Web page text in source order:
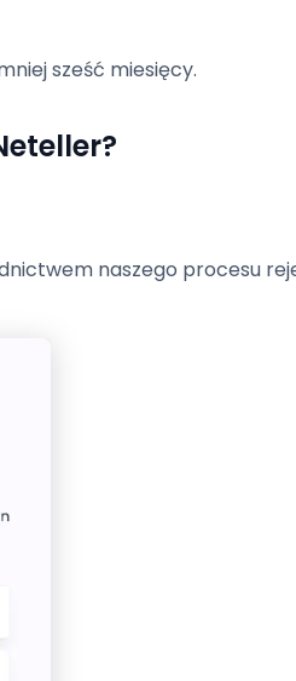
sześć miesięcy.
naszego procesu